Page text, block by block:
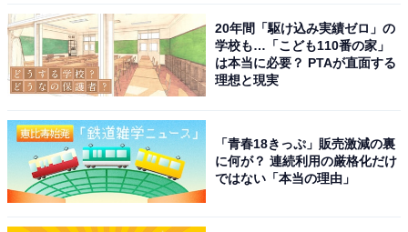
20年間「駆け込み実績ゼロ」の
学校も…「こども110番の家」
は本当に必要？ PTAが直面する
理想と現実
「青春18きっぷ」販売激減の裏
に何が？ 連続利用の厳格化だけ
ではない「本当の理由」